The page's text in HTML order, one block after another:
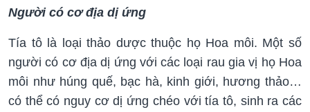
Người có cơ địa dị ứng
Tía tô là loại thảo dược thuộc họ Hoa môi. Một số
người có cơ địa dị ứng với các loại rau gia vị họ Hoa
môi như húng quế, bạc hà, kinh giới, hương thảo…
có thể có nguy cơ dị ứng chéo với tía tô, sinh ra các